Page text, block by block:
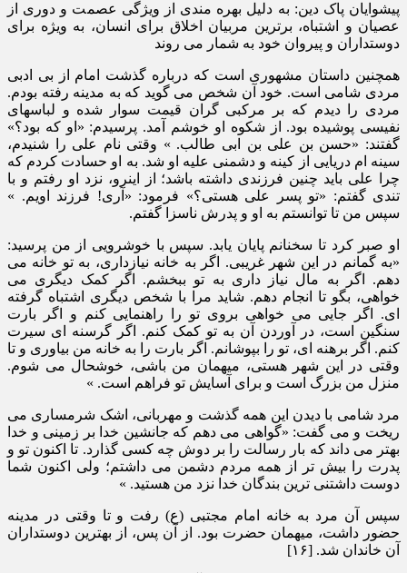
پیشوایان پاک دین: به دلیل بهره مندی از ویژگی عصمت و دوری از
عصیان و اشتباه، برترین مربیان اخلاق برای انسان، به ویژه برای
دوستداران و پیروان خود به شمار می روند
همچنین داستان مشهوری است که درباره گذشت امام از بی ادبی
مردی شامی است. خود آن شخص می گوید که به مدینه رفته بودم.
مردی را دیدم که بر مرکبی گران قیمت سوار شده و لباسهای
نفیسی پوشیده بود. از شکوه او خوشم آمد. پرسیدم: «او که بود؟»
گفتند: «حسن بن علی بن ابی طالب. » وقتی نام علی را شنیدم،
سینه ام دریایی از کینه و دشمنی علیه او شد. به او حسادت کردم که
چرا علی باید چنین فرزندی داشته باشد؛ از اینرو، نزد او رفتم و با
تندی گفتم: «تو پسر علی هستی؟» فرمود: «آری! فرزند اویم. »
سپس من تا توانستم به او و پدرش ناسزا گفتم.
او صبر کرد تا سخنانم پایان یابد. سپس با خوشرویی از من پرسید:
«به گمانم در این شهر غریبی. اگر به خانه نیازداری، به تو خانه می
دهم. اگر به مال نیاز داری به تو ببخشم. اگر کمک دیگری می
خواهی، بگو تا انجام دهم. شاید مرا با شخص دیگری اشتباه گرفته
ای. اگر جایی می خواهی بروی تو را راهنمایی کنم و اگر بارت
سنگین است، در آوردن آن به تو کمک کنم. اگر گرسنه ای سیرت
کنم. اگر برهنه ای، تو را بپوشانم. اگر بارت را به خانه من بیاوری و تا
وقتی در این شهر هستی، میهمان من باشی، خوشحال می شوم.
منزل من بزرگ است و برای آسایش تو فراهم است. »
مرد شامی با دیدن این همه گذشت و مهربانی، اشک شرمساری می
ریخت و می گفت: «گواهی می دهم که جانشین خدا بر زمینی و خدا
بهتر می داند که بار رسالت را بر دوش چه کسی گذارد. تا اکنون تو و
پدرت را بیش تر از همه مردم دشمن می داشتم؛ ولی اکنون شما
دوست داشتنی ترین بندگان خدا نزد من هستید. »
سپس آن مرد به خانه امام مجتبی (ع) رفت و تا وقتی در مدینه
حضور داشت، میهمان حضرت بود. از آن پس، از بهترین دوستداران
آن خاندان شد. [۱۶]